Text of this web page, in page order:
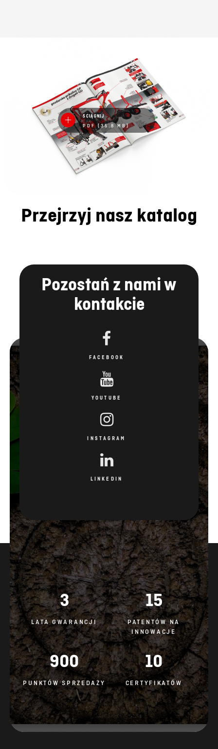
ŚCIĄGNIJ
PDF (35.8 MB)
Przejrzyj nasz katalog
Pozostań z nami w
kontakcie
FACEBOOK
YOUTUBE
INSTAGRAM
LINKEDIN
3
LATA GWARANCJI
15
PATENTÓW NA
INNOWACJE
900
PUNKTÓW SPRZEDAŻY
10
CERTYFIKATÓW